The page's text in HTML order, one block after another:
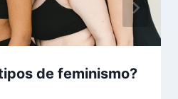
de feminismo?